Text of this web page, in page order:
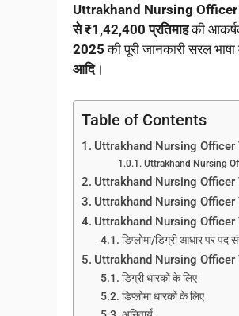
Uttrakhand Nursing
से ₹1,42,400 प्रतिमाहकी
2025 की पूरी जानकारी सरल
आदि।
Table of Contents
Uttrakhand Nursing
Uttrakhand Nursing
Uttrakhand Nursing
Uttrakhand Nursing
Uttrakhand Nursing
डिप्लोमा/डिग्री आधार पर पद
Uttrakhand Nursing
डिग्री धारकों के लिए
डिप्लोमा धारकों के लिए